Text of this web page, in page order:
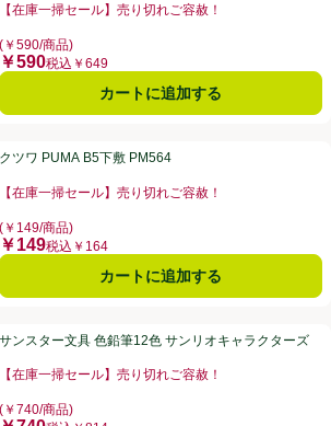
【在庫一掃セール】売り切れご容赦！
(￥590/商品)
価格
￥590税込￥649
カートに追加する
5点中0.0点。
クツワ PUMA B5下敷 PM564
【在庫一掃セール】売り切れご容赦！
(￥149/商品)
価格
￥149税込￥164
カートに追加する
色 サンリオキャラクターズ
5点中0.0点。
サンスター文具 色鉛筆12色 サンリオキャラクターズ
【在庫一掃セール】売り切れご容赦！
(￥740/商品)